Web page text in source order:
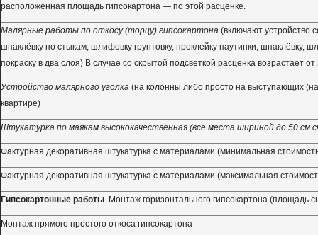
расположенная площадь гипсокартона — по этой расценке.
Малярные работы по откосу (торцу) гипсокартона (включают устройство
шпаклёвку по стыкам, шлифовку грунтовку, проклейку паутинки, шпаклёвку,
покраску в два слоя) В случае со скрытой подсветкой расценка возрастает
Устройство малярного уголка (на колонны либо просто на выступающих
квартире)
Штукатурка по маякам высококачественная (все места шириной до 50 см
Фактурная декоративная штукатурка с материалами (минимальная
Фактурная декоративная штукатурка с материалами (максимальная
Гипсокартонные работы . Монтаж горизонтального гипсокартона (площадь
Монтаж прямого простого откоса гипсокартона